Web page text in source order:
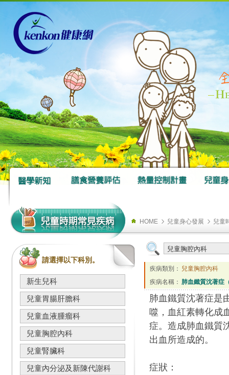
HOME 兒童身心發展 兒童
請選擇以下科別。
新生兒科
兒童胃腸肝膽科
兒童血液腫瘤科
兒童胸腔內科
兒童腎臟科
兒童內分泌及新陳代謝科
疾病類別： 兒童胸腔內科
疾病名稱： 肺血鐵質沈著症
肺血鐵質沈著症是
噬，血紅素轉化成
症。造成肺血鐵質
出血所造成的。
症狀：